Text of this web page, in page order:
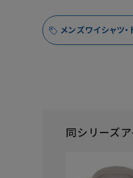
メンズワイシャツ
同シリーズ